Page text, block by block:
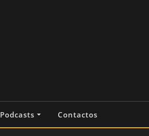
Podcasts Contactos